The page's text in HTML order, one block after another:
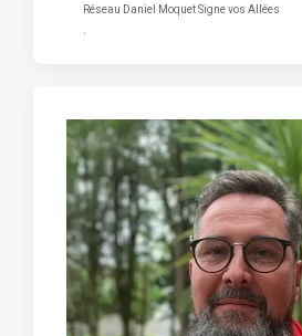
Réseau Daniel Moquet Signe vos Allées
,